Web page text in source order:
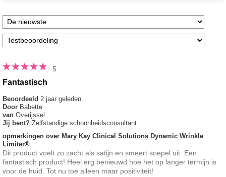
5
Fantastisch
Beoordeeld 2 jaar geleden
Door Babette
van Overijssel
Jij bent? Zelfstandige schoonheidsconsultant
opmerkingen over Mary Kay Clinical Solutions Dynamic Wrinkle
Limiter®
Dit product voelt zo zacht als satijn en smeert soepel uit. Een
fantastisch product! Heel erg benieuwd hoe het op langer termijn is
voor de huid. Tot nu toe alleen maar positiviteit!